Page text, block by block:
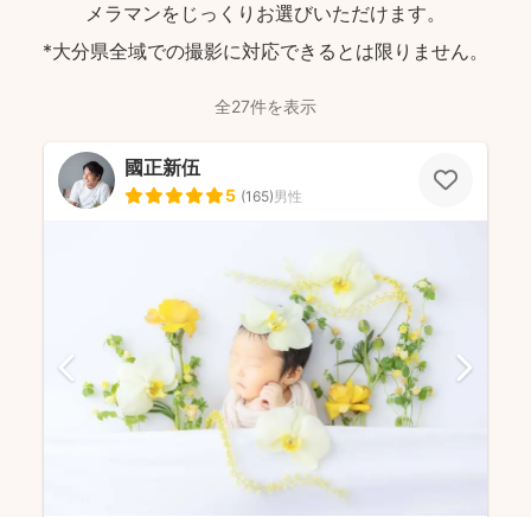
メラマンをじっくりお選びいただけます。
*大分県全域での撮影に対応できるとは限りません。
全27件を表示
國正新伍
5 (165)男性